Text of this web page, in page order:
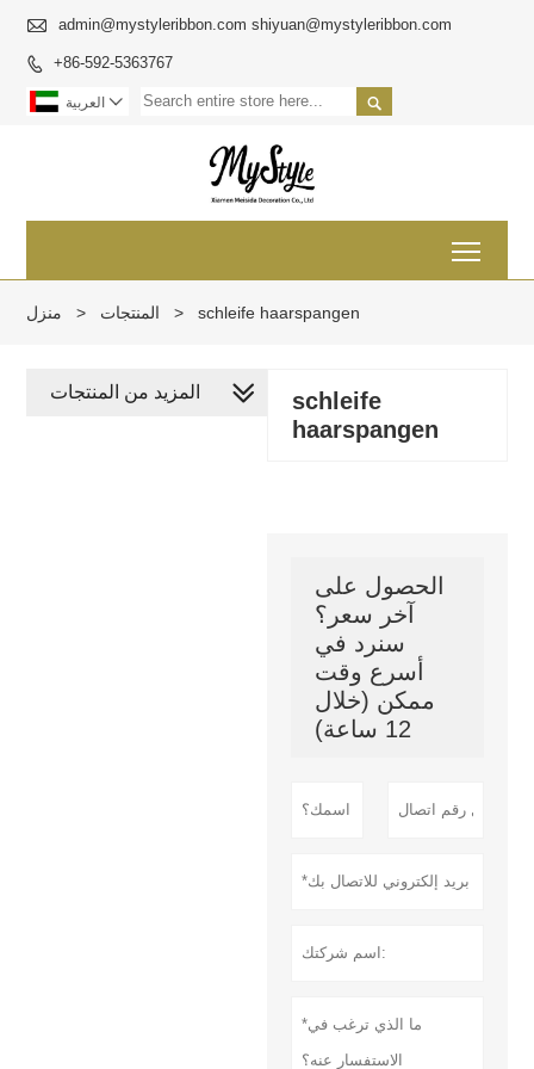
 admin@mystyleribbon.com shiyuan@mystyleribbon.com
 +86-592-5363767
 العربية 
منزل > المنتجات > schleife haarspangen
schleife
haarspangen
الحصول على
آخر سعر؟
سنرد في
أسرع وقت
ممكن (خلال
12 ساعة)
المزيد من المنتجات